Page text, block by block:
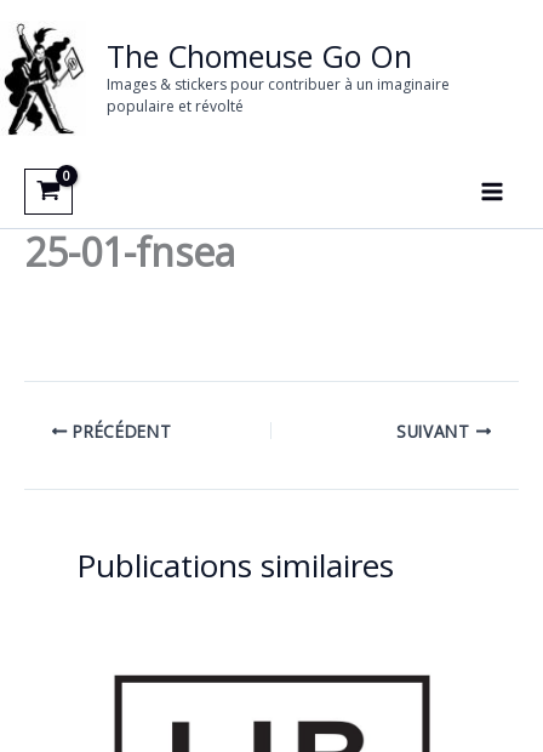
au
contenu
The Chomeuse Go On
Images & stickers pour contribuer à un imaginaire
populaire et révolté
25-01-fnsea
PRÉCÉDENT SUIVANT
Publications similaires